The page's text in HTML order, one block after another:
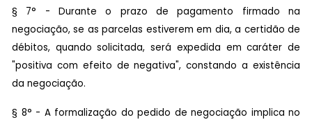
§ 7° - Durante o prazo de pagamento firmado na
negociação, se as parcelas estiverem em dia, a certidão de
débitos, quando solicitada, será expedida em caráter de
"positiva com efeito de negativa", constando a existência
da negociação.
§ 8° - A formalização do pedido de negociação implica no